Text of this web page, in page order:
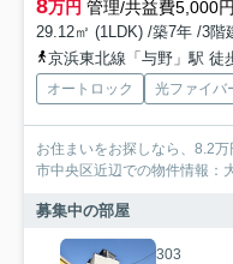
8万円 管理/共益費5,000円
29.12㎡ (1LDK) /築7年 /3階
京浜東北線「与野」駅 徒
オートロック 光ファイバ
お住まいをお探しなら、8.2
市中央区近辺での物件情報：
募集中の部屋
303